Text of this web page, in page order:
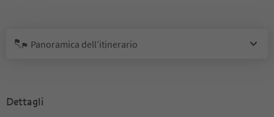
Panoramica dell’itinerario
Dettagli